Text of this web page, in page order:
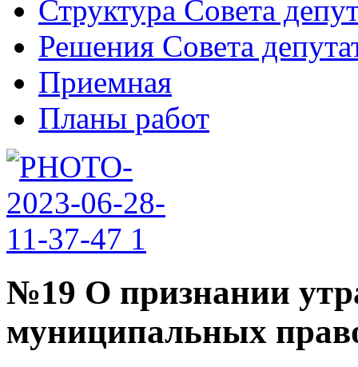
Структура Совета
Решения Совета
Приемная
Планы работ
№19 О признании
муниципальных